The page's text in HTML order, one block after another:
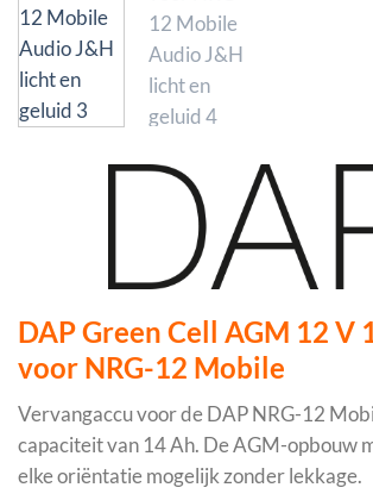
DAP Green Cell AGM 12 V
voor NRG-12 Mobile
Vervangaccu voor de DAP NRG-12
capaciteit van 14 Ah. De AGM-opbouw
elke oriëntatie mogelijk zonder lekkage.